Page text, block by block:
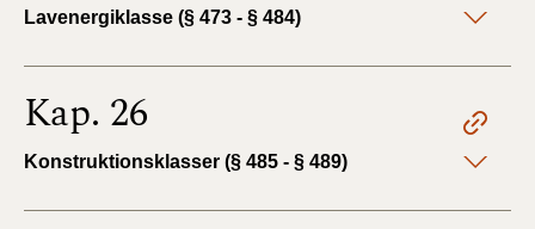
Lavenergiklasse (§ 473 - § 484)
Kap. 26
Konstruktionsklasser (§ 485 - § 489)